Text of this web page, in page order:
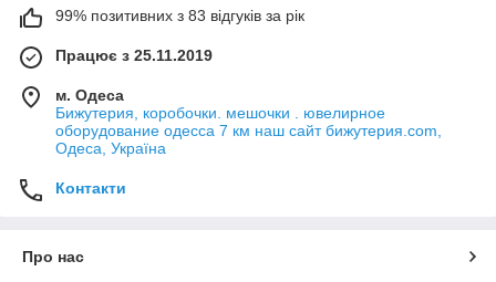
99% позитивних з 83 відгуків за рік
Працює з 25.11.2019
м. Одеса
Бижутерия, коробочки. мешочки . ювелирное
оборудование одесса 7 км наш сайт бижутерия.com,
Одеса, Україна
Контакти
Про нас